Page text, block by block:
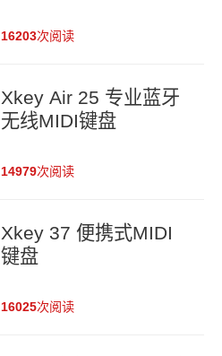
16203次阅读
Xkey Air 25 专业蓝牙
无线MIDI键盘
14979次阅读
Xkey 37 便携式MIDI
键盘
16025次阅读